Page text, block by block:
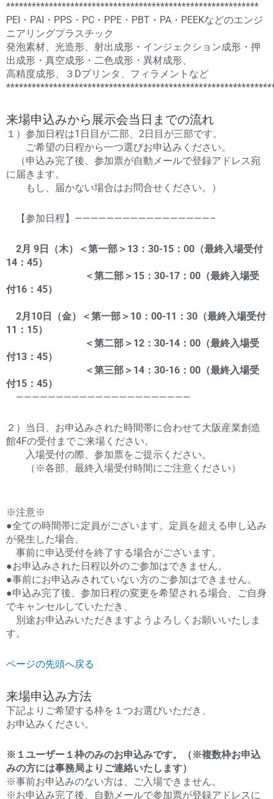
***********************************************************
PEI・PAI・PPS・PC・PPE・PBT・PA・PEEKなどのエンジ
ニアリングプラスチック
発泡素材、光造形、射出成形・インジェクション成形・押
出成形・真空成形・二色成形・異材成形、
高精度成形、３Dプリンタ、フィラメントなど
来場申込みから展示会当日までの流れ
１）参加日程は1日目が二部、2日目が三部です。
ご希望の日程から一つ選びお申込みください。
（申込み完了後、参加票が自動メールで登録アドレス宛
に届きます。
もし、届かない場合はお問合せください。）
【参加日程】—————————————————–
2月 9日（木）＜第一部＞13：30-15：00（最終入場受付
14：45）
＜第二部＞15：30-17：00（最終入場受
付16：45）
2月10日（金）＜第一部＞10：00-11：30（最終入場受付
11：15）
＜第二部＞12：30-14：00（最終入場受
付13：45）
＜第三部＞14：30-16：00（最終入場受
付15：45）
——————————————————————
２）当日、お申込みされた時間帯に合わせて大阪産業創造
館4Fの受付までご来場ください。
入場受付の際、参加票をご提示ください。
（※各部、最終入場受付時間にご注意ください）
※注意※
●全ての時間帯に定員がございます。定員を超える申し込み
が発生した場合、
事前に申込受付を終了する場合がございます。
●お申込みされた日程以外のご参加はできません。
●事前にお申込みされていない方のご参加はできません。
●申込み完了後、参加日程の変更を希望される場合、ご自身
でキャンセルしていただき、
別途お申込みいただきますようよろしくお願いいたしま
す。
ページの先頭へ戻る
来場申込み方法
下記よりご希望する枠を１つお選びいただき、
お申込みください。
※１ユーザー１枠のみのお申込みです。（※複数枠お申込
みの方には事務局よりご連絡いたします）
※事前お申込みのない方は、ご入場できません。
※お申込み完了後、自動メールで参加票が登録アドレスに